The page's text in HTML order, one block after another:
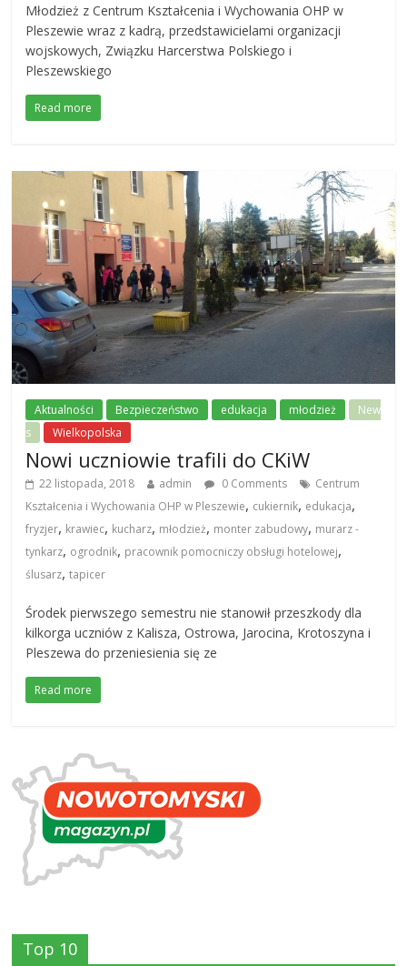
Młodzież z Centrum Kształcenia i Wychowania OHP w
Pleszewie wraz z kadrą, przedstawicielami organizacji
wojskowych, Związku Harcerstwa Polskiego i
Pleszewskiego
Read more
Aktualności Bezpieczeństwo edukacja młodzież
New
s
Wielkopolska
Nowi uczniowie trafili do CKiW
22 listopada, 2018 admin 0 Comments
Centrum
Kształcenia i Wychowania OHP w Pleszewie, cukiernik, edukacja,
fryzjer, krawiec, kucharz, młodzież, monter zabudowy, murarz -
tynkarz, ogrodnik, pracownik pomocniczy obsługi hotelowej,
ślusarz,tapicer
Środek pierwszego semestru nie stanowił przeszkody dla
kilkorga uczniów z Kalisza, Ostrowa, Jarocina, Krotoszyna i
Pleszewa do przeniesienia się ze
Read more
Top 10